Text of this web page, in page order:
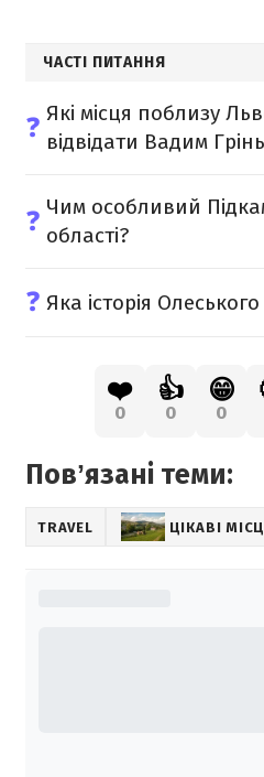
ЧАСТІ ПИТАННЯ
❓ Які місця поблизу
відвідати Вадим
❓ Чим особливий
області?
❓ Яка історія
❤️
0
👍
0
😁
0
Повʼязані теми:
TRAVEL ЦІКАВІ